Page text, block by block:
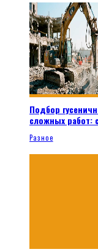
Подбор
сложных работ:
Разное